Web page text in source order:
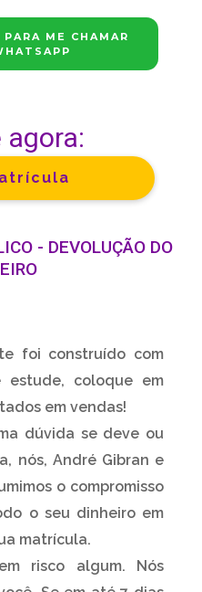
ME CHAMAR
agora:
- DEVOLUÇÃO DO
foi construído com
estude, coloque em
em vendas!
dúvida se deve ou
nós, André Gibran e
o compromisso
o seu dinheiro em
matrícula.
risco algum. Nós